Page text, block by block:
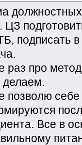
ЦЗ
подписать
раз про
делаем.
позволю себе
Все в